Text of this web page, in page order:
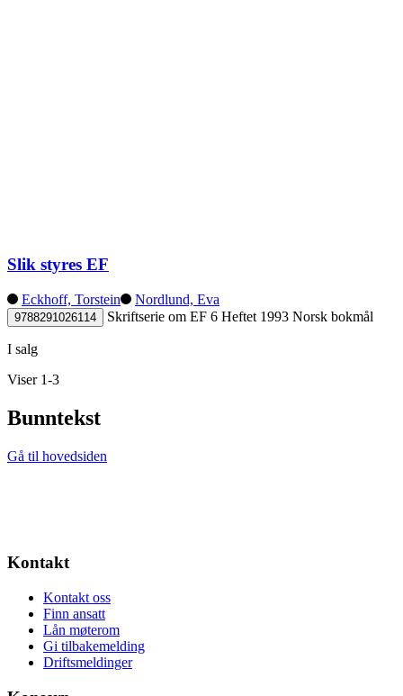
Slik styres EF
Eckhoff, Torstein Nordlund, Eva
9788291026114 Skriftserie om EF 6 Heftet 1993 Norsk bokmål
I salg
Viser 1-3
Bunntekst
Gå til hovedsiden
Kontakt
Kontakt oss
Finn ansatt
Lån møterom
Gi tilbakemelding
Driftsmeldinger